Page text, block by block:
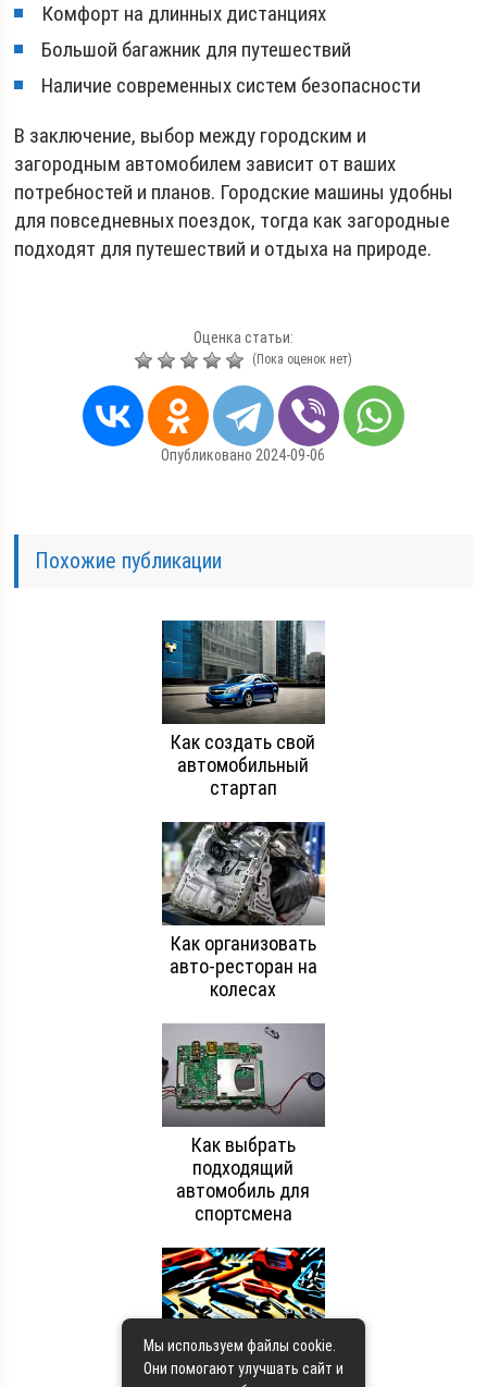
Комфорт на длинных дистанциях
Большой багажник для путешествий
Наличие современных систем безопасности
В заключение, выбор между городским и
загородным автомобилем зависит от ваших
потребностей и планов. Городские машины удобны
для повседневных поездок, тогда как загородные
подходят для путешествий и отдыха на природе.
Оценка статьи:
(Пока оценок нет)
Опубликовано 2024-09-06
Похожие публикации
Как создать свой
автомобильный
стартап
Как организовать
авто-ресторан на
колесах
Как выбрать
подходящий
автомобиль для
спортсмена
Как выбрать
Мы используем файлы cookie.
Они помогают улучшать сайт и